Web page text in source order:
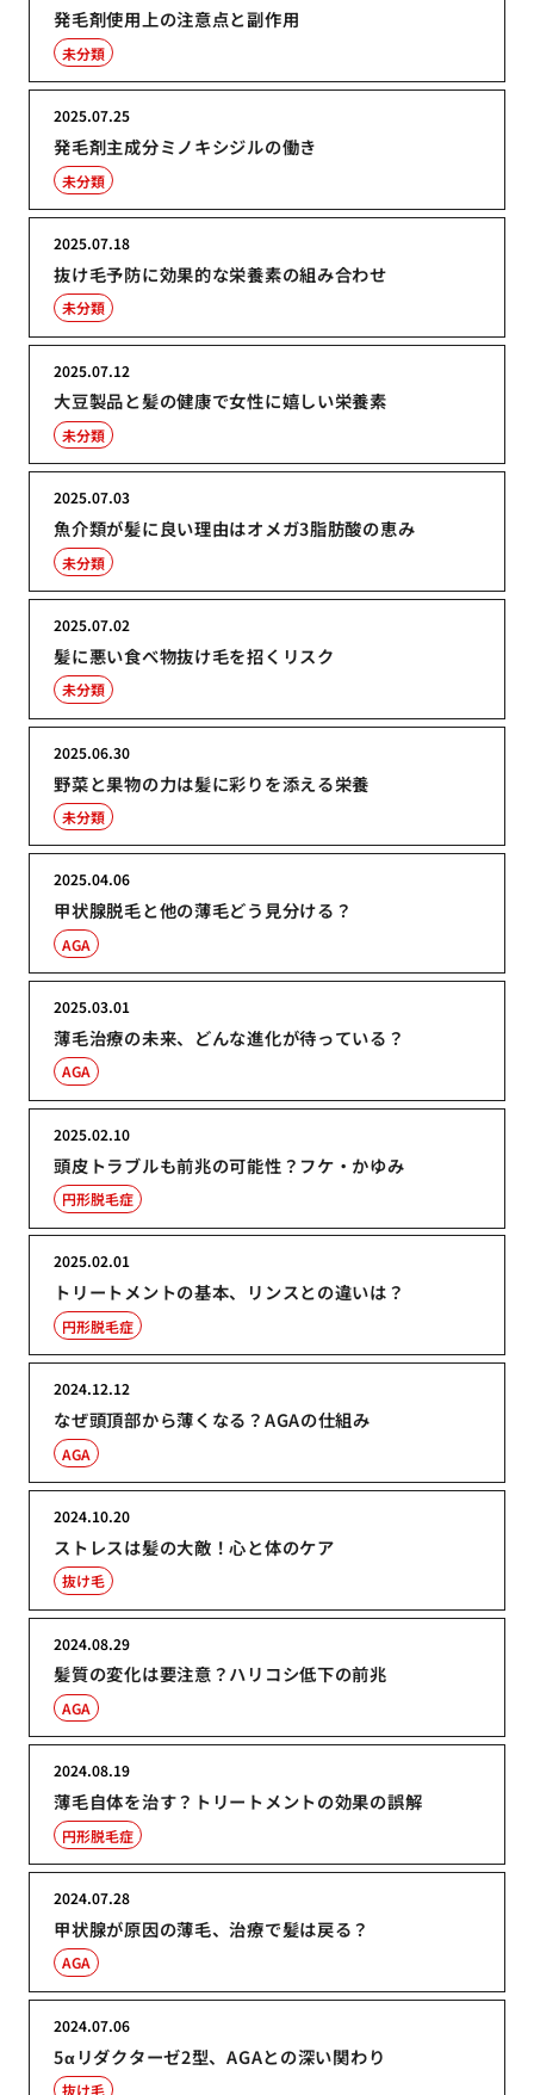
発毛剤使用上の注意点と副作用
未分類
発毛剤主成分ミノキシジルの働き
2025.07.25
未分類
抜け毛予防に効果的な栄養素の組み合わせ
2025.07.18
未分類
大豆製品と髪の健康で女性に嬉しい栄養素
2025.07.12
未分類
魚介類が髪に良い理由はオメガ3脂肪酸の恵み
2025.07.03
未分類
髪に悪い食べ物抜け毛を招くリスク
2025.07.02
未分類
野菜と果物の力は髪に彩りを添える栄養
2025.06.30
未分類
甲状腺脱毛と他の薄毛どう見分ける？
2025.04.06
AGA
薄毛治療の未来、どんな進化が待っている？
2025.03.01
AGA
頭皮トラブルも前兆の可能性？フケ・かゆみ
2025.02.10
円形脱毛症
トリートメントの基本、リンスとの違いは？
2025.02.01
円形脱毛症
なぜ頭頂部から薄くなる？AGAの仕組み
2024.12.12
AGA
ストレスは髪の大敵！心と体のケア
2024.10.20
抜け毛
髪質の変化は要注意？ハリコシ低下の前兆
2024.08.29
AGA
薄毛自体を治す？トリートメントの効果の誤解
2024.08.19
円形脱毛症
甲状腺が原因の薄毛、治療で髪は戻る？
2024.07.28
AGA
5αリダクターゼ2型、AGAとの深い関わり
2024.07.06
抜け毛